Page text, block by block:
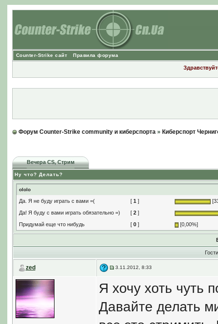
Counter-Strike сайт Правила форума
Форум Counter-Strike community и киберспорта» Киберспорт
Вечера CS, Стрим
Ну что? Делать?
ololo
Да. Я не буду играть с вами =( [ 1 ]
Да! Я буду с вами играть обязательно =)
[ 2]
Придумай еще что нибудь
[ 0] [0,00%]
zed 3.11.2012, 8:33
Я хочу хоть чуть
Давайте делать